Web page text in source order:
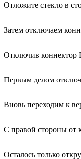
Отложите стекло в
Затем отключаем
Отключив коннектор
Первым делом
Вновь переходим к
С правой стороны от
Осталось только